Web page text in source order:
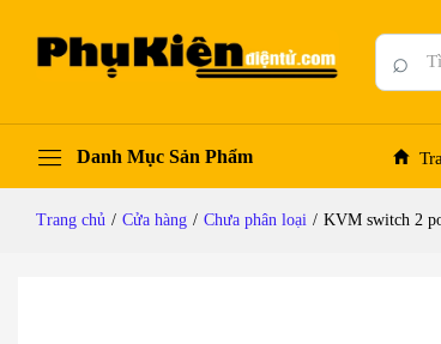
⌕
Danh Mục Sản Phẩm
Trang chủ / Cửa hàng / Chưa phân loại / KVM switch 2
Mô tả chi tiết Hỏi đáp